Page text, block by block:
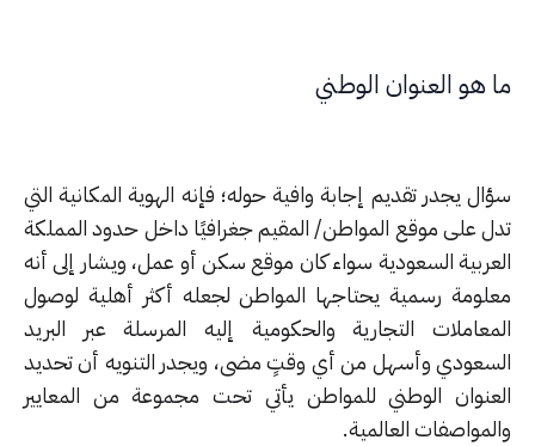
هو العنوان الوطني
يجدر تقديم إجابة وافية حوله؛ فإنه الهوية المكانية التي
على موقع المواطن/ المقيم جغرافيًا داخل حدود المملكة
السعودية سواء كان موقع سكن أو عمل، ويشار إلى أنه
رسمية يحتاجها المواطن لجعله أكثر أهلية لوصول
التجارية والحكومية إليه المرسلة عبر البريد
وأسهل من أي وقتٍ مضى، ويجدر التنويه أن تحديد
الوطني للمواطن يأتي تحت مجموعة من المعايير
العالمية.